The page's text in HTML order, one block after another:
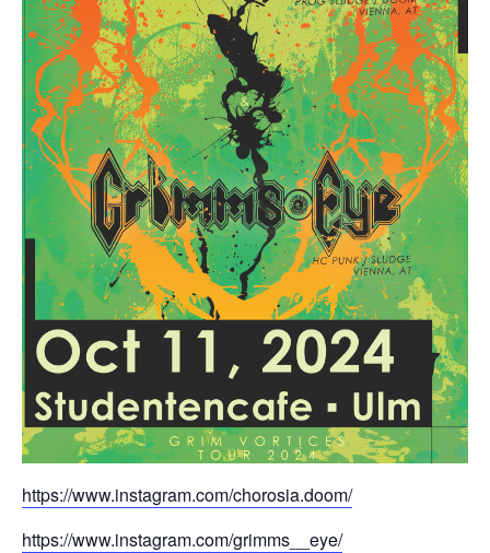
https://www.instagram.com/chorosia.doom/
https://www.instagram.com/grimms__eye/